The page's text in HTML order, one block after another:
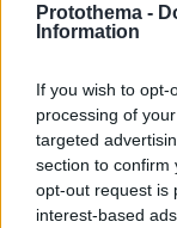
Protothema -
Information
If you wish to
processing of
targeted
section to confirm
opt-out request is
interest-based
Αντιδράσεις με
τον
17.01.2024, 14:54